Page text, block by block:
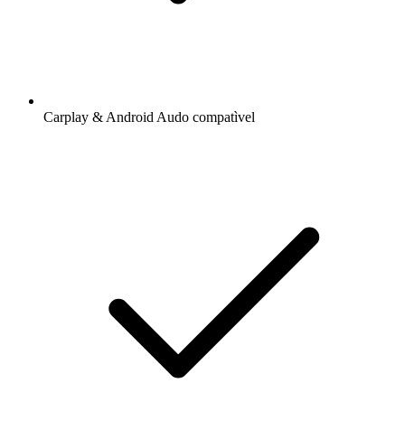
Carplay & Android Audo compatìvel